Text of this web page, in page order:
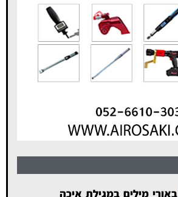
באורי מילים במגילת איכה